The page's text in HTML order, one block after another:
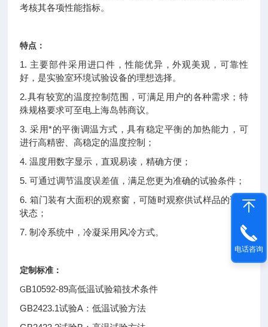
考核其各项性能指标。
特点：
1. 主要部件采用进口件，性能优异，外观美观，可靠性
好，是实验室环境试验设备的理想选择。
2.具有较宽的温度控制范围，可满足用户的各种需求；特
殊规格要求可至电上海岛韩商议。
3. 采用*的平衡调温方式，具有稳定平衡的加热能力，可
进行高精密、高稳定的温度控制；
4. 温度用数字显示，直观易读，精确方便；
5. 可通过调节温度误差值，满足您更为准确的试验条件；
6. 箱门装有大面积的观察窗，可随时观察供试样品的试验
状态；
7. 制冷系统中，冷凝采用风冷方式。
定制标准：
GB10592-89高低温试验箱技术条件
GB2423.1试验A：低温试验方法
电话咨询